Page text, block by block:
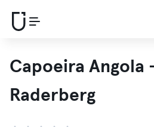
Capoeira Angola
Raderberg